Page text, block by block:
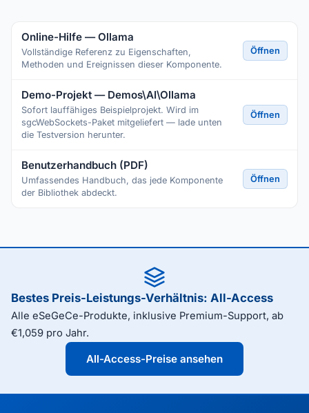
Online-Hilfe — Ollama
Vollständige Referenz zu Eigenschaften,
Methoden und Ereignissen dieser Komponente.
Öffnen
Demo-Projekt — Demos\AI\Ollama
Sofort lauffähiges Beispielprojekt. Wird im
sgcWebSockets-Paket mitgeliefert — lade unten
die Testversion herunter.
Öffnen
Benutzerhandbuch (PDF)
Umfassendes Handbuch, das jede Komponente
der Bibliothek abdeckt.
Öffnen
Bestes Preis-Leistungs-Verhältnis: All-Access
Alle eSeGeCe-Produkte, inklusive Premium-Support, ab
€1,059 pro Jahr.
All-Access-Preise ansehen